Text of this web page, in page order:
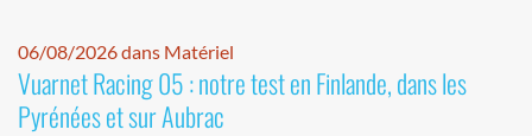
06/08/2026 dans Matériel
Vuarnet Racing 05 : notre test en Finlande, dans les
Pyrénées et sur Aubrac